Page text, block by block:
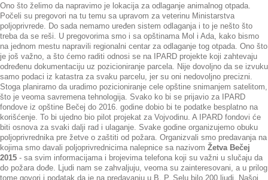
Ono što želimo da napravimo je lokacija za odlaganje animalnog otpada.
Počeli su pregovori na tu temu sa upravom za veterinu Ministarstva
poljoprivrede. Do sada nemamo uređen sistem odlaganja i to je nešto što
treba da se reši. U pregovorima smo i sa opštinama Mol i Ada, kako bismo
na jednom mestu napravili regionalni centar za odlaganje tog otpada. Ono što
je još važno, a što ćemo raditi odnosi se na IPARD projekte koji zahtevaju
određenu dokumentaciju uz pozicioniranje parcela. Nije dovoljno da se izvuku
samo podaci iz katastra za svaku parcelu, jer su oni nedovoljno precizni.
Stoga planiramo da uradimo pozicioniranje cele opštine snimanjem satelitom,
što je veoma savremena tehnologija. Svako ko bi se prijavio za IPARD
fondove iz opštine Bečej do 2016. godine dobio bi te podatke besplatno na
korišćenje. To bi ujedno bio pilot projekat za Vojvodinu. A IPARD fondovi će
biti osnova za svaki dalji rad i ulaganje. Svake godine organizujemo obuku
poljoprivrednika pre žetve o zaštiti od požara. Organizvali smo predavanja na
kojima smo davali poljoprivrednicima nalepnice sa nazivom Žetva Bečej
2015 - sa svim informacijama i brojevima telefona koji su važni u slučaju da
do požara dođe. Ljudi nam se zahvaljuju, veoma su zainteresovani, a u prilog
tome govori i podatak da je na predavanju u B. P. Selu bilo 200 ljudi. Našoj